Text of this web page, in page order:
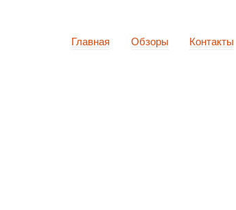
Главная Обзоры Контакты